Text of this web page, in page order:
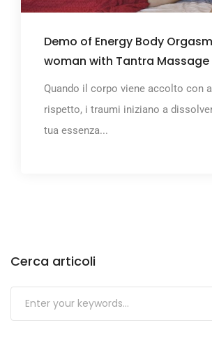
Demo of Energy Body
woman with Tantra Massage
Quando il corpo viene accolto con
rispetto, i traumi iniziano a
tua essenza...
Cerca articoli